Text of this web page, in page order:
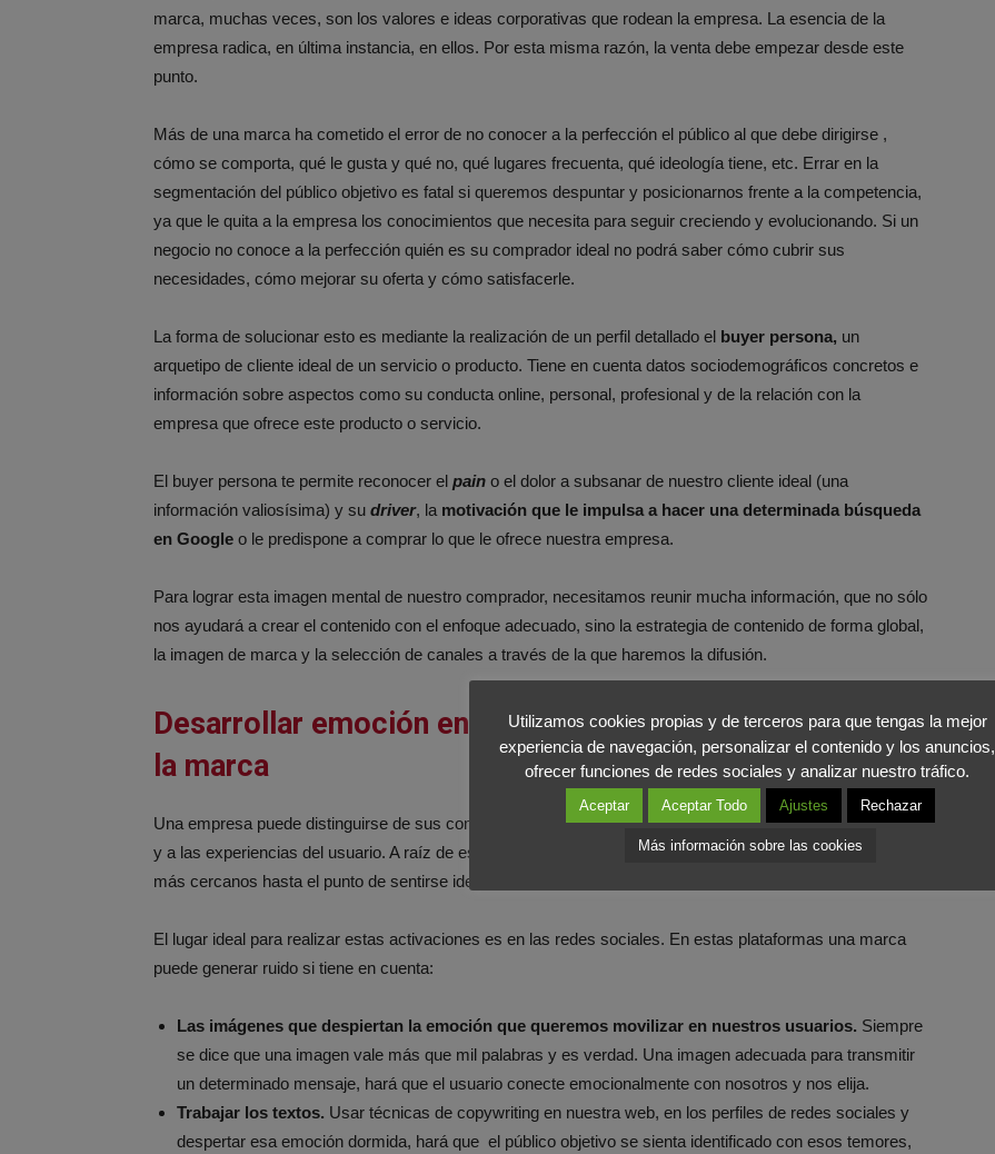
marca, muchas veces, son los valores e ideas corporativas que rodean la empresa. La esencia de la
empresa radica, en última instancia, en ellos. Por esta misma razón, la venta debe empezar desde este
punto.
Más de una marca ha cometido el error de no conocer a la perfección el público al que debe dirigirse ,
cómo se comporta, qué le gusta y qué no, qué lugares frecuenta, qué ideología tiene, etc. Errar en la
segmentación del público objetivo es fatal si queremos despuntar y posicionarnos frente a la competencia,
ya que le quita a la empresa los conocimientos que necesita para seguir creciendo y evolucionando. Si un
negocio no conoce a la perfección quién es su comprador ideal no podrá saber cómo cubrir sus
necesidades, cómo mejorar su oferta y cómo satisfacerle.
La forma de solucionar esto es mediante la realización de un perfil detallado el buyer persona, un
arquetipo de cliente ideal de un servicio o producto. Tiene en cuenta datos sociodemográficos concretos e
información sobre aspectos como su conducta online, personal, profesional y de la relación con la
empresa que ofrece este producto o servicio.
El buyer persona te permite reconocer el pain o el dolor a subsanar de nuestro cliente ideal (una
información valiosísima) y su driver, la motivación que le impulsa a hacer una determinada búsqueda
en Google o le predispone a comprar lo que le ofrece nuestra empresa.
Para lograr esta imagen mental de nuestro comprador, necesitamos reunir mucha información, que no sólo
nos ayudará a crear el contenido con el enfoque adecuado, sino la estrategia de contenido de forma global,
la imagen de marca y la selección de canales a través de la que haremos la difusión.
Desarrollar emoción en las Redes Sociales alrededor de
la marca
Una empresa puede distinguirse de sus competidoras gracias a un contenido que apele a los sentimientos
y a las experiencias del usuario. A raíz de este tipo de acciones emocionales, el usuario puede crear lazos
más cercanos hasta el punto de sentirse identificados con la marca.
El lugar ideal para realizar estas activaciones es en las redes sociales. En estas plataformas una marca
puede generar ruido si tiene en cuenta:
Las imágenes que despiertan la emoción que queremos movilizar en nuestros usuarios. Siempre
se dice que una imagen vale más que mil palabras y es verdad. Una imagen adecuada para transmitir
un determinado mensaje, hará que el usuario conecte emocionalmente con nosotros y nos elija.
Trabajar los textos. Usar técnicas de copywriting en nuestra web, en los perfiles de redes sociales y
despertar esa emoción dormida, hará que el público objetivo se sienta identificado con esos temores,
Utilizamos cookies propias y de terceros para que tengas la mejor
experiencia de navegación, personalizar el contenido y los anuncios,
ofrecer funciones de redes sociales y analizar nuestro tráfico.
Aceptar Aceptar Todo Ajustes Rechazar
Más información sobre las cookies